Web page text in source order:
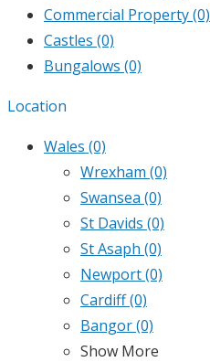
Commercial Property(0)
Castles (0)
Bungalows (0)
Location
Wales (0)
Wrexham (0)
Swansea (0)
St Davids (0)
St Asaph (0)
Newport(0)
Cardiff(0)
Bangor(0)
Show More